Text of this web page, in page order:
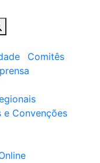
Comitês
e Convenções